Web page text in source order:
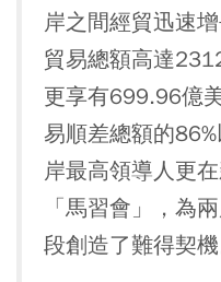
岸之間經貿迅速
貿易總額高達
更享有699.96億
易順差總額的
岸最高領導人更
「馬習會」，為
段創造了難得契機